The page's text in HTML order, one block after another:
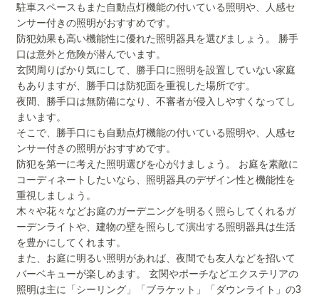
駐車スペースもまた自動点灯機能の付いている照明や、人感セ
ンサー付きの照明がおすすめです。
防犯効果も高い機能性に優れた照明器具を選びましょう。 勝手
口は意外と危険が潜んでいます。
玄関周りばかり気にして、勝手口に照明を設置していない家庭
もありますが、勝手口は防犯面を重視した場所です。
夜間、勝手口は無防備になり、不審者が侵入しやすくなってし
まいます。
そこで、勝手口にも自動点灯機能の付いている照明や、人感セ
ンサー付きの照明がおすすめです。
防犯を第一に考えた照明選びを心がけましょう。 お庭を素敵に
コーディネートしたいなら、照明器具のデザイン性と機能性を
重視しましょう。
木々や花々などお庭のガーデニングを明るく照らしてくれるガ
ーデンライトや、建物の壁を照らして演出する照明器具は生活
を豊かにしてくれます。
また、お庭に明るい照明があれば、夜間でも友人などを招いて
バーベキューが楽しめます。 玄関やポーチなどエクステリアの
照明は主に「シーリング」「ブラケット」「ダウンライト」の3